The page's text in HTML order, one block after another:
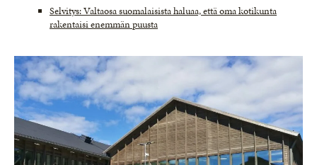
Selvitys: Valtaosa suomalaisista haluaa, että oma kotikunta
rakentaisi enemmän puusta